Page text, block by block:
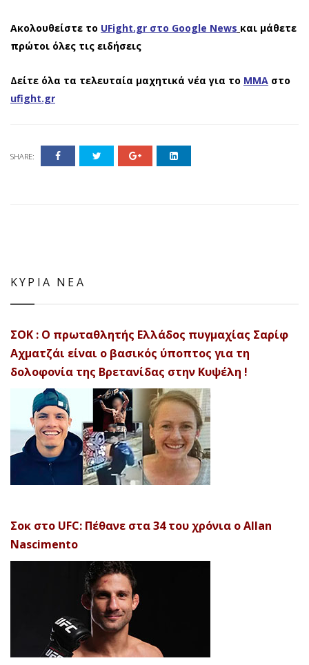
Ακολουθείστε το UFight.gr στο Google News και μάθετε
πρώτοι όλες τις ειδήσεις
Δείτε όλα τα τελευταία μαχητικά νέα για το ΜΜΑ στο
ufight.gr
SHARE:
ΚΥΡΙΑ ΝΕΑ
ΣΟΚ : Ο πρωταθλητής Ελλάδος πυγμαχίας Σαρίφ
Αχματζάι είναι ο βασικός ύποπτος για τη
δολοφονία της Βρετανίδας στην Κυψέλη !
Σοκ στο UFC: Πέθανε στα 34 του χρόνια ο Allan
Nascimento